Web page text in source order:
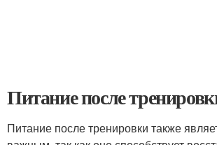
Питание после
Питание после тренировки также